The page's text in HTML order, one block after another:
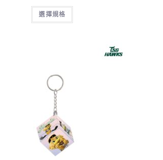
選擇規格